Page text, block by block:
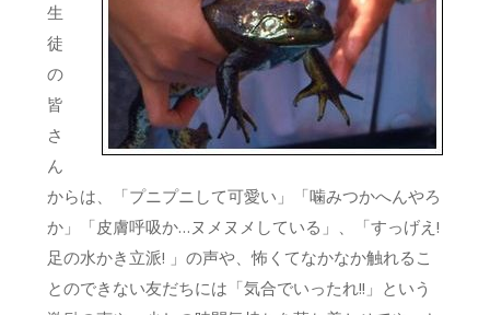
生
徒
の
皆
さ
ん
からは、「プニプニして可愛い」「噛みつかへんやろ
か」「皮膚呼吸か…ヌメヌメしている」、「すっげえ!
足の水かき立派! 」の声や、怖くてなかなか触れるこ
とのできない友だちには「気合でいったれ!!」という